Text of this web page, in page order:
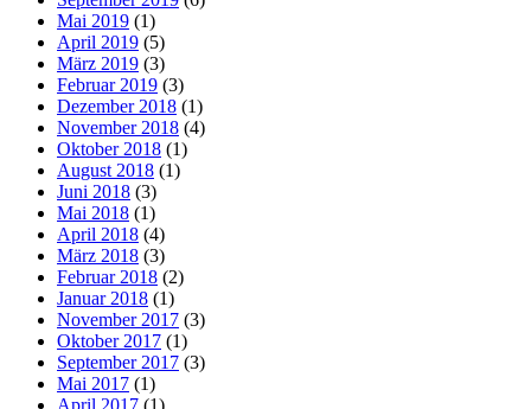
Mai 2019 (1)
April 2019 (5)
März 2019 (3)
Februar 2019 (3)
Dezember 2018 (1)
November 2018 (4)
Oktober 2018 (1)
August 2018 (1)
Juni 2018 (3)
Mai 2018 (1)
April 2018 (4)
März 2018 (3)
Februar 2018 (2)
Januar 2018 (1)
November 2017 (3)
Oktober 2017 (1)
September 2017 (3)
Mai 2017 (1)